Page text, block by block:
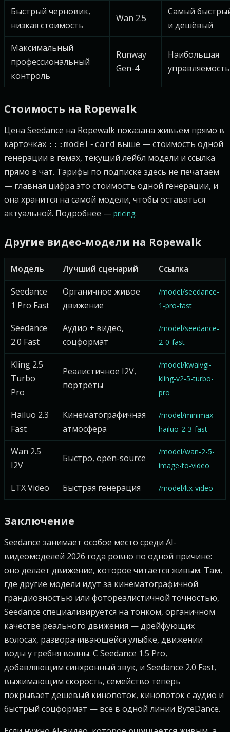
Быстрый черновик,
низкая стоимость
Wan 2.5
Самый
и дешёвый
Максимальный
профессиональный
контроль
Runway
Gen-4
Наибольшая
управляемость
Стоимость на Ropewalk
Цена Seedance на Ropewalk показана живьём прямо в
карточках :::model-card выше — стоимость одной
генерации в гемах, текущий лейбл модели и ссылка
прямо в чат. Тарифы по подписке здесь не печатаем
— главная цифра это стоимость одной генерации, и
она хранится на самой модели, чтобы оставаться
актуальной. Подробнее — pricing.
Другие видео-модели на Ropewalk
Модель Лучший сценарий
Ссылка
Seedance
1 Pro Fast
Органичное живое
движение
/model/seedance-
1-pro-fast
Seedance
2.0 Fast
Аудио + видео,
соцформат
/model/seedance-
2-0-fast
Kling 2.5
Turbo
Pro
Реалистичное I2V,
портреты
/model/kwaivgi-
kling-v2-5-turbo-
pro
Hailuo 2.3
Fast
Кинематографичная
атмосфера
/model/minimax-
hailuo-2-3-fast
Wan 2.5
I2V
Быстро, open-source
/model/wan-2-5-
image-to-video
LTX Video Быстрая генерация /model/ltx-video
Заключение
Seedance занимает особое место среди AI-
видеомоделей 2026 года ровно по одной причине:
оно делает движение, которое читается живым. Там,
где другие модели идут за кинематографичной
грандиозностью или фотореалистичной точностью,
Seedance специализируется на тонком, органичном
качестве реального движения — дрейфующих
волосах, разворачивающейся улыбке, движении
воды у гребня волны. С Seedance 1.5 Pro,
добавляющим синхронный звук, и Seedance 2.0 Fast,
выжимающим скорость, семейство теперь
покрывает дешёвый кинопоток, кинопоток с аудио и
быстрый соцформат — всё в одной линии ByteDance.